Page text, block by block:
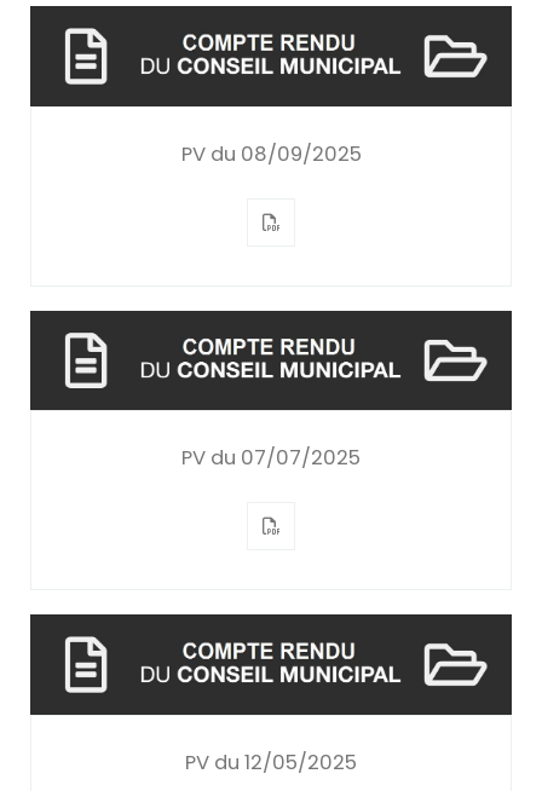
PV du 08/09/2025
PV du 07/07/2025
PV du 12/05/2025